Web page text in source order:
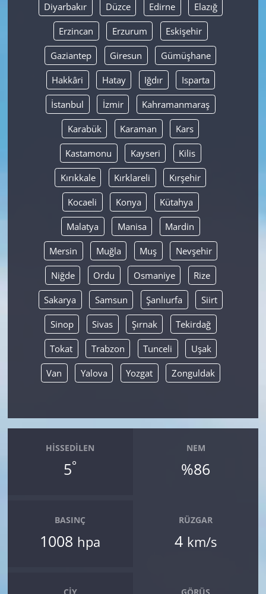
Diyarbakır Düzce Edirne Elazığ
Erzincan Erzurum Eskişehir
Gaziantep Giresun Gümüşhane
Hakkâri Hatay Iğdır Isparta
İstanbul İzmir Kahramanmaraş
Karabük Karaman Kars
Kastamonu Kayseri Kilis
Kırıkkale Kırklareli Kırşehir
Kocaeli Konya Kütahya
Malatya Manisa Mardin
Mersin Muğla Muş Nevşehir
Niğde Ordu Osmaniye Rize
Sakarya Samsun Şanlıurfa Siirt
Sinop Sivas Şırnak Tekirdağ
Tokat Trabzon Tunceli Uşak
Van Yalova Yozgat Zonguldak
HISSEDILEN
5°
NEM
%86
BASINÇ
1008 hpa
RÜZGAR
4 km/s